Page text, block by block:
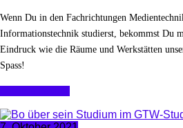
Wenn Du in den Fachrichtungen
Informationstechnik studierst, bekommst Du
Eindruck wie die Räume und Werkstätten
Spass!